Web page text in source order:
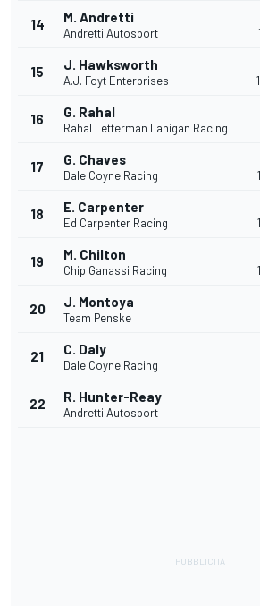
14 M. Andretti
Andretti Autosport
15 J. Hawksworth
A.J. Foyt Enterprises
16 G. Rahal
Rahal Letterman Lanigan Racing
17 G. Chaves
Dale Coyne Racing
18 E. Carpenter
Ed Carpenter Racing
19 M. Chilton
Chip Ganassi Racing
20 J. Montoya
Team Penske
21 C. Daly
Dale Coyne Racing
22 R. Hunter-Reay
Andretti Autosport